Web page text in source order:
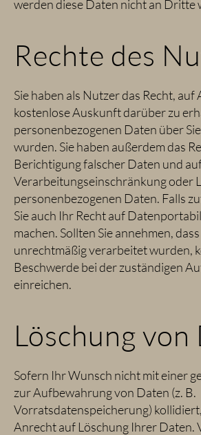
werden diese Daten nicht an Dritte
Rechte des
Sie haben als Nutzer das Recht, auf
kostenlose Auskunft darüber zu
personenbezogenen Daten über
wurden. Sie haben außerdem das
Berichtigung falscher Daten und
Verarbeitungseinschränkung oder
personenbezogenen Daten. Falls
Sie auch Ihr Recht auf
machen. Sollten Sie annehmen,
unrechtmäßig verarbeitet wurden,
Beschwerde bei der zuständigen
einreichen.
Löschung von
Sofern Ihr Wunsch nicht mit einer
zur Aufbewahrung von Daten (z. B.
Vorratsdatenspeicherung)
Anrecht auf Löschung Ihrer Daten.